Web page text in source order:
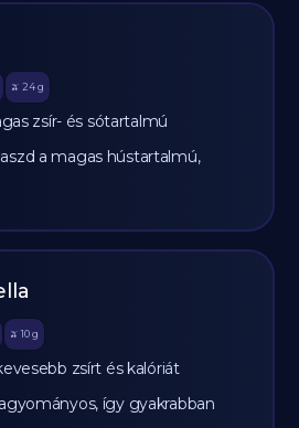
🫒 24 g
zsír- és sótartalmú
a magas hústartalmú,
🫒 10 g
zsírt és kalóriát
így gyakrabban